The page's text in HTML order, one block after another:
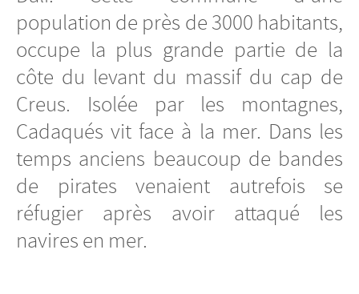
population de près de 3000 habitants,
occupe la plus grande partie de la
côte du levant du massif du cap de
Creus. Isolée par les montagnes,
Cadaqués vit face à la mer. Dans les
temps anciens beaucoup de bandes
de pirates venaient autrefois se
réfugier après avoir attaqué les
navires en mer.